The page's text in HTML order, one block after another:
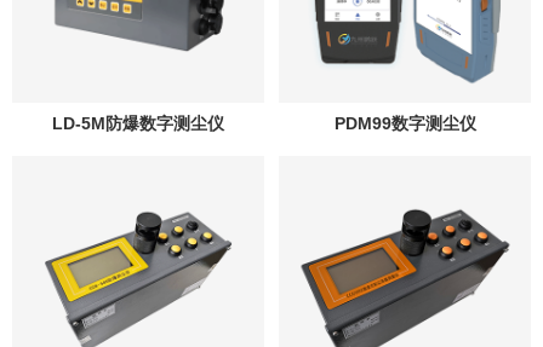
LD-5M防爆数字测尘仪 PDM99数字测尘仪